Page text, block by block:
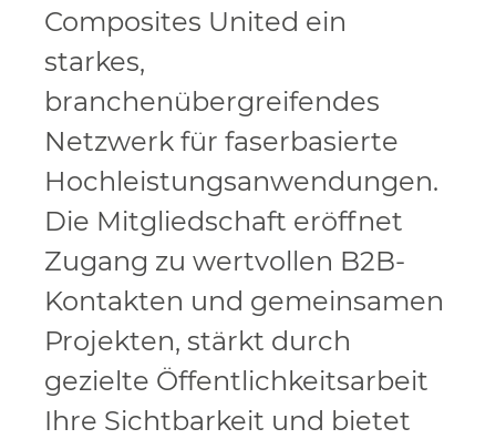
Composites United ein
starkes,
branchenübergreifendes
Netzwerk für faserbasierte
Hochleistungsanwendungen.
Die Mitgliedschaft eröffnet
Zugang zu wertvollen B2B-
Kontakten und gemeinsamen
Projekten, stärkt durch
gezielte Öffentlichkeitsarbeit
Ihre Sichtbarkeit und bietet